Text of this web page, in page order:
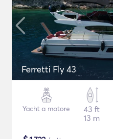
Ferretti Fly 43
Yacht a motore
43 ft
13 m